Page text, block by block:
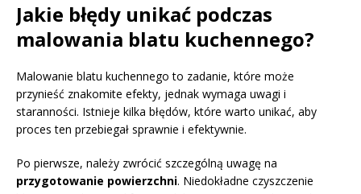
Jakie błędy unikać podczas
malowania blatu kuchennego?
Malowanie blatu kuchennego to zadanie, które może
przynieść znakomite efekty, jednak wymaga uwagi i
staranności. Istnieje kilka błędów, które warto unikać, aby
proces ten przebiegał sprawnie i efektywnie.
Po pierwsze, należy zwrócić szczególną uwagę na
przygotowanie powierzchni. Niedokładne czyszczenie